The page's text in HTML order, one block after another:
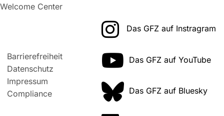
Welcome Center
Barrierefreiheit
Datenschutz
Impressum
Compliance
Das GFZ auf Instragram
Das GFZ auf YouTube
Das GFZ auf Bluesky